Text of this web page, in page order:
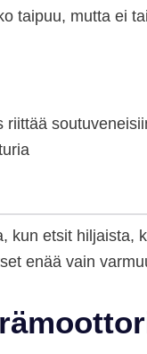
taipuu, mutta ei
riittää
kun etsit hiljaista,
enää vain